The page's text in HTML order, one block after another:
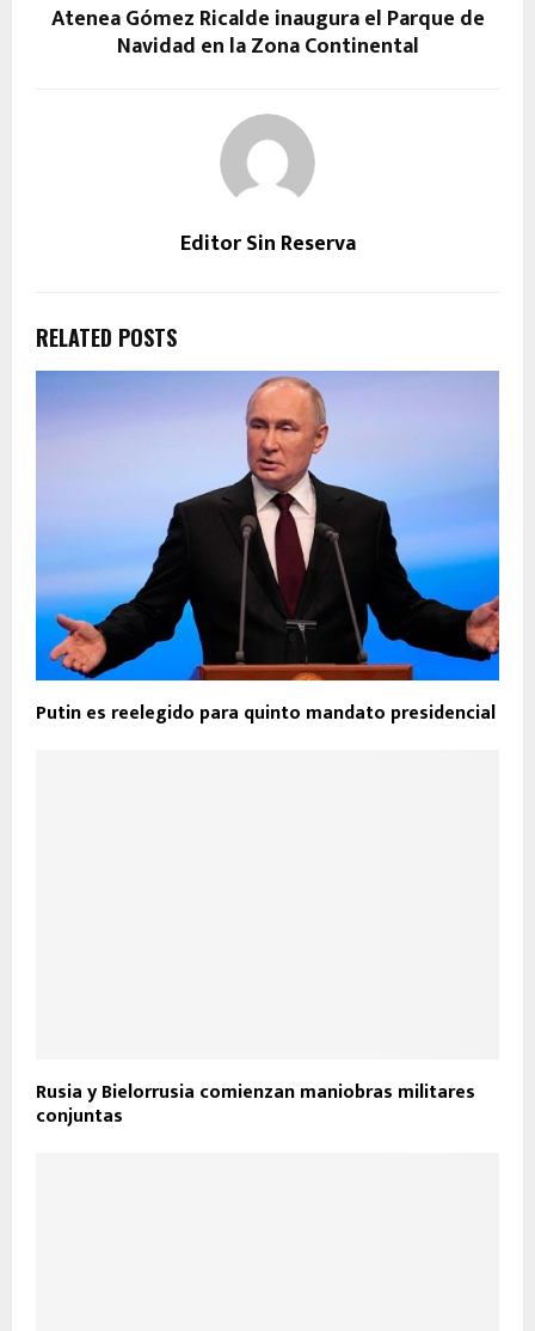
Atenea Gómez Ricalde inaugura el Parque de
Navidad en la Zona Continental
Editor Sin Reserva
RELATED POSTS
Putin es reelegido para quinto mandato presidencial
Rusia y Bielorrusia comienzan maniobras militares
conjuntas